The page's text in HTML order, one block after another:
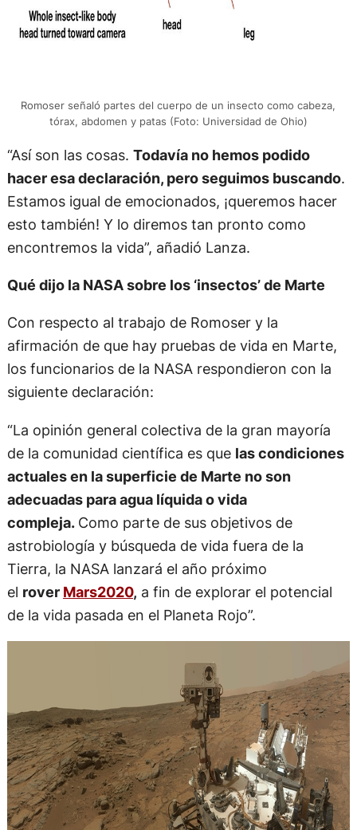
Romoser señaló partes del cuerpo de un insecto como cabeza,
tórax, abdomen y patas (Foto: Universidad de Ohio)
“Así son las cosas. Todavía no hemos podido
hacer esa declaración, pero seguimos buscando.
Estamos igual de emocionados, ¡queremos hacer
esto también! Y lo diremos tan pronto como
encontremos la vida”, añadió Lanza.
Qué dijo la NASA sobre los ‘insectos’ de Marte
Con respecto al trabajo de Romoser y la
afirmación de que hay pruebas de vida en Marte,
los funcionarios de la NASA respondieron con la
siguiente declaración:
“La opinión general colectiva de la gran mayoría
de la comunidad científica es que las condiciones
actuales en la superficie de Marte no son
adecuadas para agua líquida o vida
compleja. Como parte de sus objetivos de
astrobiología y búsqueda de vida fuera de la
Tierra, la NASA lanzará el año próximo
el rover Mars2020, a fin de explorar el potencial
de la vida pasada en el Planeta Rojo”.